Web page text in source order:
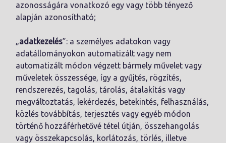
azonosságára vonatkozó egy vagy több tényező
alapján azonosítható;
„adatkezelés”: a személyes adatokon vagy
adatállományokon automatizált vagy nem
automatizált módon végzett bármely művelet vagy
műveletek összessége, így a gyűjtés, rögzítés,
rendszerezés, tagolás, tárolás, átalakítás vagy
megváltoztatás, lekérdezés, betekintés, felhasználás,
közlés továbbítás, terjesztés vagy egyéb módon
történő hozzáférhetővé tétel útján, összehangolás
vagy összekapcsolás, korlátozás, törlés, illetve